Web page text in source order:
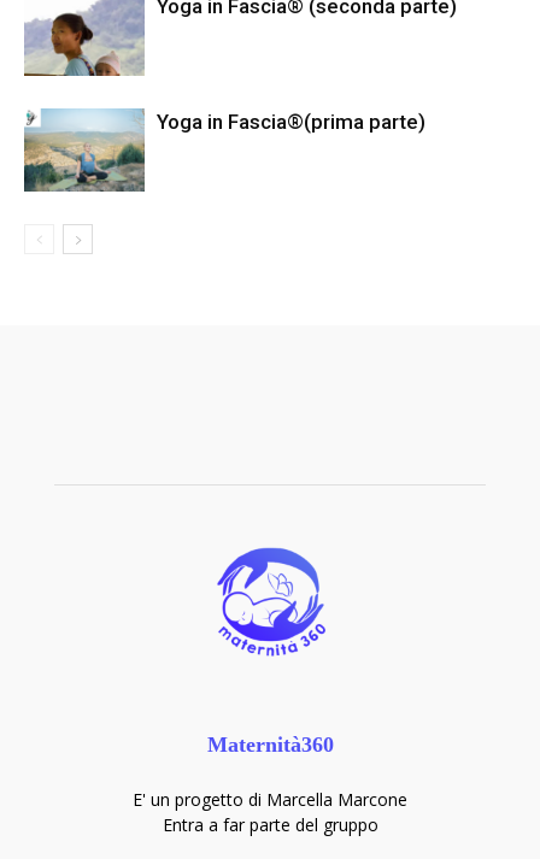
Yoga in Fascia® (seconda parte)
Yoga in Fascia®(prima parte)
Maternità360
E' un progetto di Marcella Marcone
Entra a far parte del gruppo